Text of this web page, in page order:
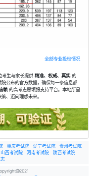
全部专业投档情况
考生与家长提供 精准、权威、真实的
公布的官方数据，确保每一条信息都
赖 的高考志愿填报支持平台。本站所呈
、迈向理想未来。
重庆考试院 辽宁考试院
贵州考试院
山西考试院 河南考试院
陕西考试院
2021